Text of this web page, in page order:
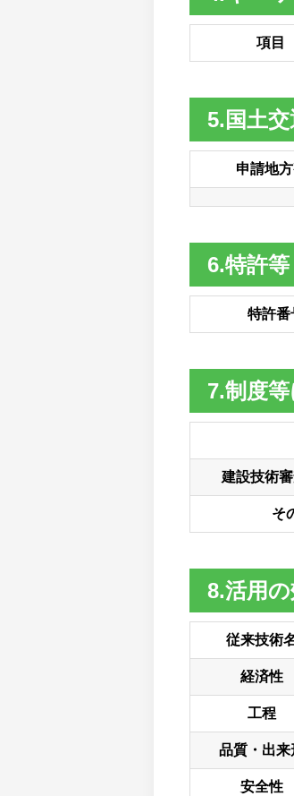
項目
5.国土
申請地
6.特許等
特許番
7.制度
建設技術
そ
8.活用
従来技術
経済性
工程
品質・出来
安全性